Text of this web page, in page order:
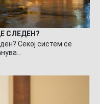
СЛЕДЕН?
Секој систем се